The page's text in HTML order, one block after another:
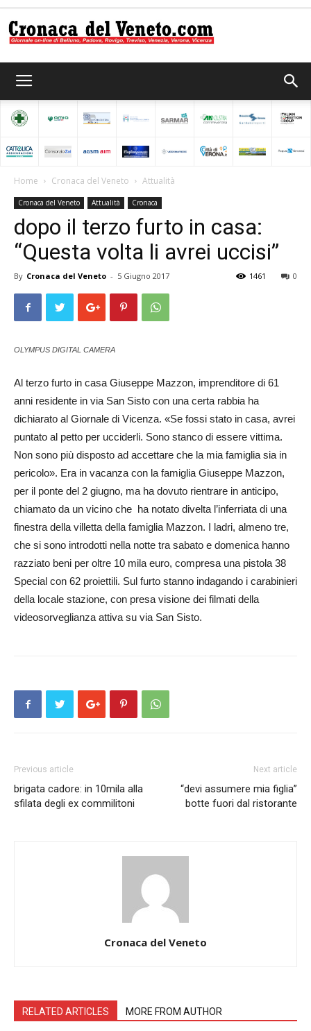
del
Veneto
Home Cronaca del Veneto Attualità
Cronaca del Veneto Attualità Cronaca
dopo il terzo furto in casa:
“Questa volta li avrei uccisi”
By Cronaca del Veneto - 5 Giugno 2017 0
1461
OLYMPUS DIGITAL CAMERA
Al terzo furto in casa Giuseppe Mazzon, imp­renditore di 61
anni residente in via San Sisto con una certa rabbia ha
dichiarato al Giornale di Vicenza. «Se fossi stato in casa, avrei
puntato al petto per ucciderli. Sono stanco di essere vittima.
Non sono più disposto ad accettare che la mia famiglia sia in
pericolo». Era in vacanza con la famiglia Giuseppe Mazzon,
per il ponte del 2 giugno, ma ha dovuto rientrare in anticipo,
chiamato da un vicino che ha notato divelta l’inferriata di una
finestra della villetta della famiglia Mazzon. I ladri, almeno tre,
che si sono introdotti nella notte tra sabato e domenica hanno
razziato beni per oltre 10 mila euro, compresa una pistola 38
Special con 62 proiettili. Sul furto stanno indagando i carabinieri
della locale stazione, con presa visione dei filmati della
videosorveglianza attiva su via San Sisto.
Previous article
brigata cadore: in 10mila alla
sfilata degli ex commilitoni
Next article
“devi assumere mia figlia”
botte fuori dal ristorante
Cronaca del Veneto
RELATED ARTICLES MORE FROM AUTHOR